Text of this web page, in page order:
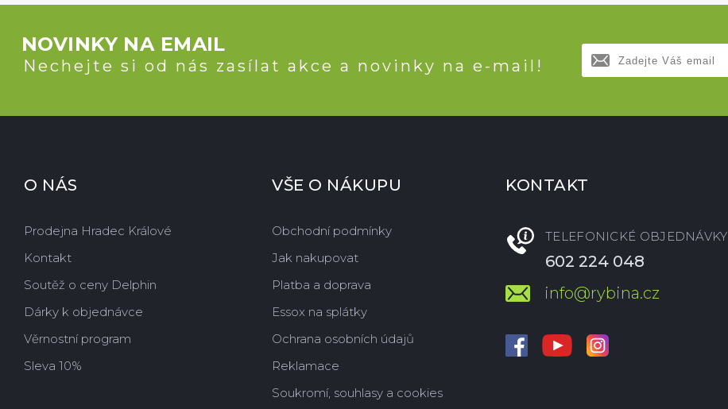
NOVINKY NA EMAIL
Nechejte si od nás zasílat akce a novinky na e-mail!
O NÁS
Prodejna Hradec Králové
Kontakt
Soutěž o ceny Delphin
Dárky k objednávce
Věrnostní program
Sleva 10%
VŠE O NÁKUPU
Obchodní podmínky
Jak nakupovat
Platba a doprava
Essox na splátky
Ochrana osobních údajů
Reklamace
Soukromí, souhlasy a cookies
KONTAKT
TELEFONICKÉ OBJEDNÁVKY
602 224 048
info@rybina.cz